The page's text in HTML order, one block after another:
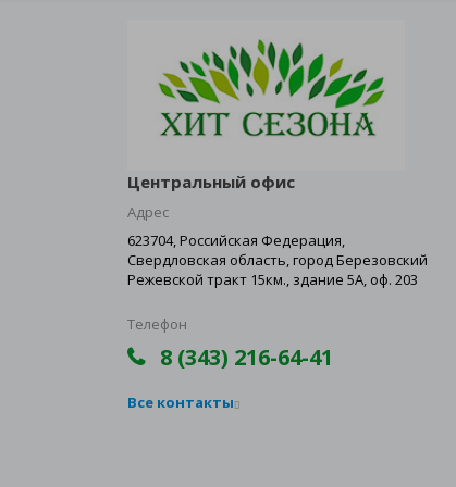
Центральный офис
Адрес
623704, Российская Федерация,
Свердловская область, город Березовский
Режевской тракт 15км., здание 5А, оф. 203
Телефон
8 (343) 216-64-41
Все контакты